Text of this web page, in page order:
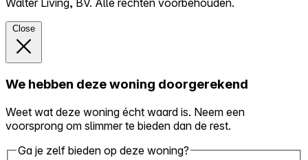
Walter Living, BV. Alle rechten voorbehouden.
Close
We hebben deze woning doorgerekend
Weet wat deze woning écht waard is. Neem een
voorsprong om slimmer te bieden dan de rest.
Ga je zelf bieden op deze woning?